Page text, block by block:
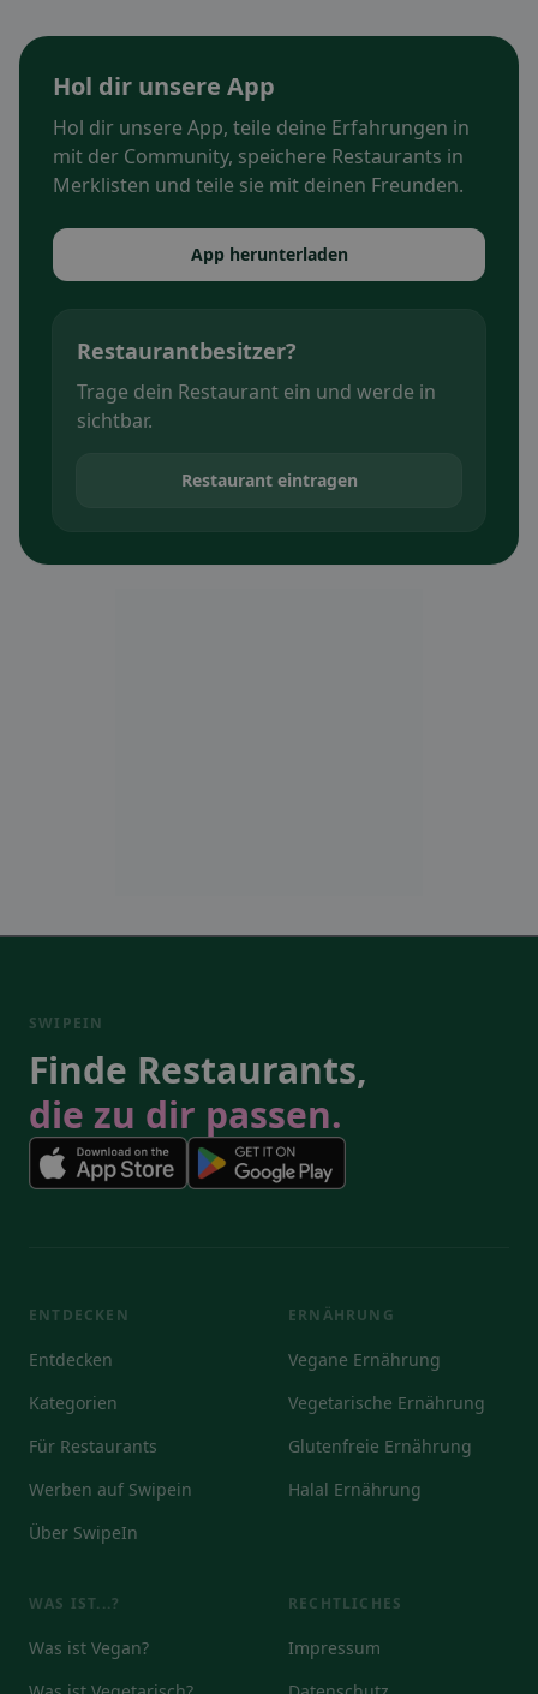
Hol dir unsere App
Hol dir unsere App, teile deine Erfahrungen in
mit der Community, speichere Restaurants in
Merklisten und teile sie mit deinen Freunden.
App herunterladen
Restaurantbesitzer?
Trage dein Restaurant ein und werde in
sichtbar.
Restaurant eintragen
SWIPEIN
Finde Restaurants,
die zu dir passen.
ENTDECKEN
Entdecken
Kategorien
Für Restaurants
Werben auf Swipein
Über SwipeIn
ERNÄHRUNG
Vegane Ernährung
Vegetarische Ernährung
Glutenfreie Ernährung
Halal Ernährung
WAS IST...?
Was ist Vegan?
RECHTLICHES
Impressum